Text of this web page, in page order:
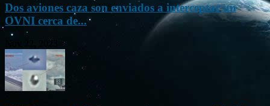
Dos aviones caza son enviados a interceptar un
OVNI cerca de...
Nov 22, 2023